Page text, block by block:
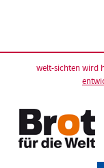
welt-sichten wird